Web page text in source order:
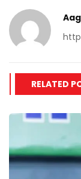
RELATED